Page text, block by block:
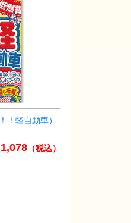
！軽自動車）
1,078（税込）